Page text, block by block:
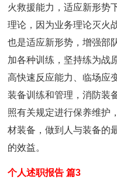
火救援能力，适应新形势
理论，因为业务理论灭火
也是适应新形势，增强部
加各种训练，坚持练为战
高快速反应能力、临场应
装备训练和管理，消防装
照有关规定进行保养维护
材装备，做到人与装备的
的效益。
个人述职报告 篇3